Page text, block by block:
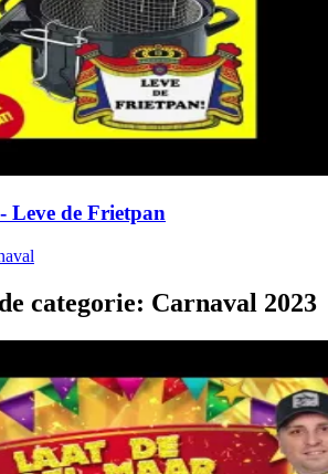
Leve de Frietpan
categorie: Carnaval 2023